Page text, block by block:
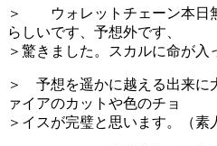
＞ ウォレットチェーン本日
らしいです、予想外です、
＞驚きました。スカルに命が入
＞ 予想を遥かに越える出来に
ァイアのカットや色のチョ
＞イスが完璧と思います。（素